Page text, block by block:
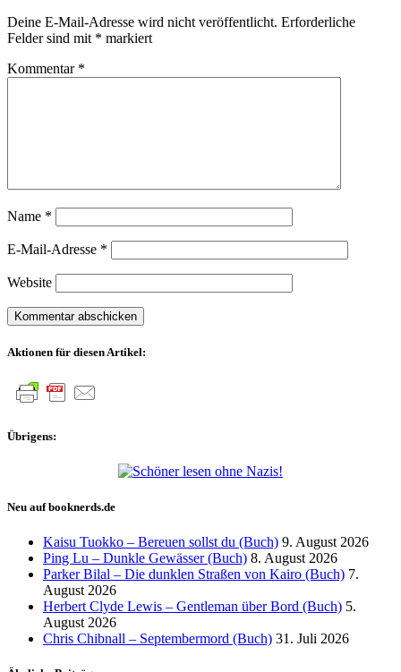
Deine E-Mail-Adresse wird nicht veröffentlicht. Erforderliche
Felder sind mit * markiert
Kommentar *
Name *
E-Mail-Adresse *
Website
Aktionen für diesen Artikel:
Übrigens:
Neu auf booknerds.de
Kaisu Tuokko – Bereuen sollst du (Buch) 9. August 2026
Ping Lu – Dunkle Gewässer (Buch) 8. August 2026
Parker Bilal – Die dunklen Straßen von Kairo (Buch) 7.
August 2026
Herbert Clyde Lewis – Gentleman über Bord (Buch) 5.
August 2026
Chris Chibnall – Septembermord (Buch) 31. Juli 2026